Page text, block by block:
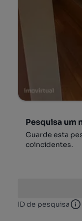
Pesquisa um
Guarde esta
coincidentes.
ID de pesquisa